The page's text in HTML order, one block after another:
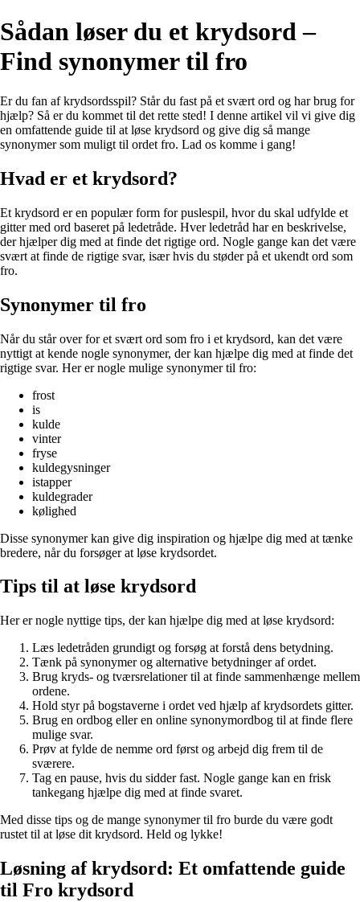
Sådan løser du et krydsord –
Find synonymer til fro
Er du fan af krydsordsspil? Står du fast på et svært ord og har brug for
hjælp? Så er du kommet til det rette sted! I denne artikel vil vi give dig
en omfattende guide til at løse krydsord og give dig så mange
synonymer som muligt til ordet fro. Lad os komme i gang!
Hvad er et krydsord?
Et krydsord er en populær form for puslespil, hvor du skal udfylde et
gitter med ord baseret på ledetråde. Hver ledetråd har en beskrivelse,
der hjælper dig med at finde det rigtige ord. Nogle gange kan det være
svært at finde de rigtige svar, især hvis du støder på et ukendt ord som
fro.
Synonymer til fro
Når du står over for et svært ord som fro i et krydsord, kan det være
nyttigt at kende nogle synonymer, der kan hjælpe dig med at finde det
rigtige svar. Her er nogle mulige synonymer til fro:
frost
is
kulde
vinter
fryse
kuldegysninger
istapper
kuldegrader
kølighed
Disse synonymer kan give dig inspiration og hjælpe dig med at tænke
bredere, når du forsøger at løse krydsordet.
Tips til at løse krydsord
Her er nogle nyttige tips, der kan hjælpe dig med at løse krydsord:
Læs ledetråden grundigt og forsøg at forstå dens betydning.
Tænk på synonymer og alternative betydninger af ordet.
Brug kryds- og tværsrelationer til at finde sammenhænge mellem
ordene.
Hold styr på bogstaverne i ordet ved hjælp af krydsordets gitter.
Brug en ordbog eller en online synonymordbog til at finde flere
mulige svar.
Prøv at fylde de nemme ord først og arbejd dig frem til de
sværere.
Tag en pause, hvis du sidder fast. Nogle gange kan en frisk
tankegang hjælpe dig med at finde svaret.
Med disse tips og de mange synonymer til fro burde du være godt
rustet til at løse dit krydsord. Held og lykke!
Løsning af krydsord: Et omfattende guide
til Fro krydsord